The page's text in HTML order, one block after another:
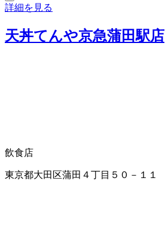
詳細を見る
天丼てんや京急蒲田駅店
飲食店
東京都大田区蒲田４丁目５０－１１